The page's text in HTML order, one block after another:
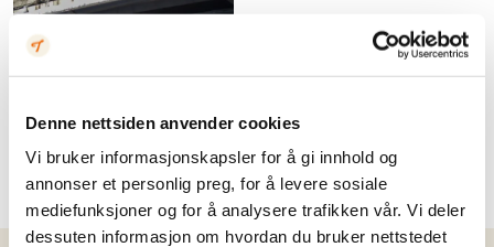
Denne nettsiden anvender cookies
Vi bruker informasjonskapsler for å gi innhold og
annonser et personlig preg, for å levere sosiale
mediefunksjoner og for å analysere trafikken vår. Vi deler
dessuten informasjon om hvordan du bruker nettstedet